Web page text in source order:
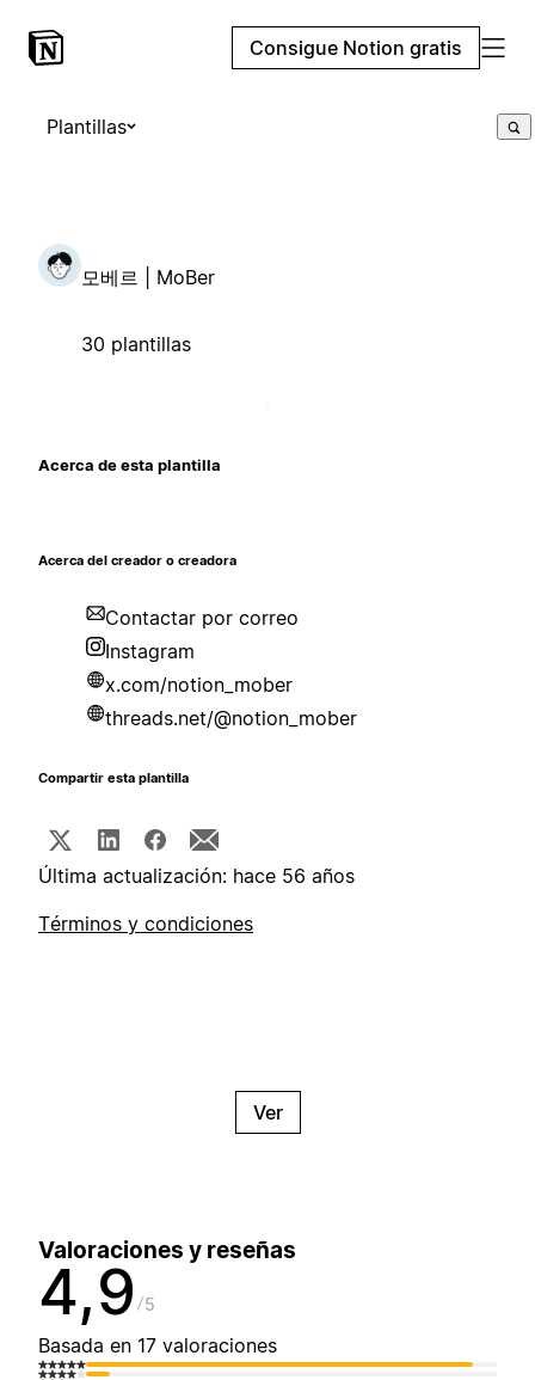
Consigue Notion gratis
Plantillas
모베르 | MoBer
30 plantillas
Acerca de esta plantilla
Acerca del creador o creadora
Contactar por correo
Instagram
x.com/notion_mober
threads.net/@notion_mober
Compartir esta plantilla
Última actualización: hace 56 años
Términos y condiciones
Ver
Valoraciones y reseñas
4,9 5
Basada en 17 valoraciones